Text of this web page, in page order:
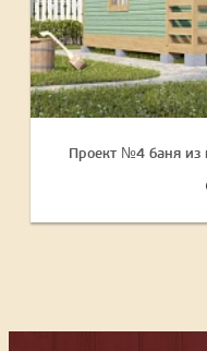
Проект №4 баня из